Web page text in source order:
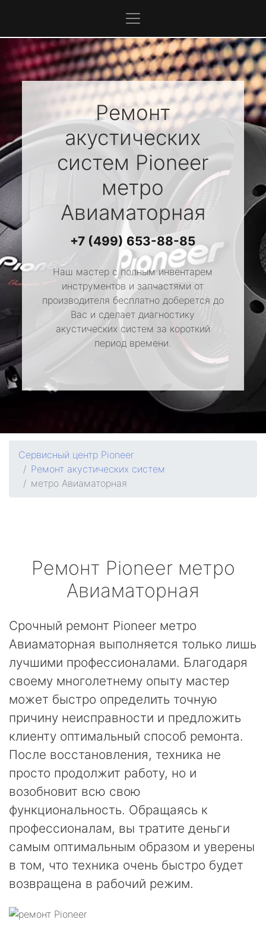
Ремонт
акустических
систем Pioneer
метро
Авиаматорная
+7 (499) 653-88-85
Наш мастер с полным инвентарем
инструментов и запчастями от
производителя бесплатно доберется до
Вас и сделает диагностику
акустических систем за короткий
период времени.
Сервисный центр Pioneer
Ремонт акустических систем
метро Авиаматорная
Ремонт Pioneer метро
Авиаматорная
Срочный ремонт Pioneer метро
Авиаматорная выполняется только лишь
лучшими профессионалами. Благодаря
своему многолетнему опыту мастер
может быстро определить точную
причину неисправности и предложить
клиенту оптимальный способ ремонта.
После восстановления, техника не
просто продолжит работу, но и
возобновит всю свою
функциональность. Обращаясь к
профессионалам, вы тратите деньги
самым оптимальным образом и уверены
в том, что техника очень быстро будет
возвращена в рабочий режим.